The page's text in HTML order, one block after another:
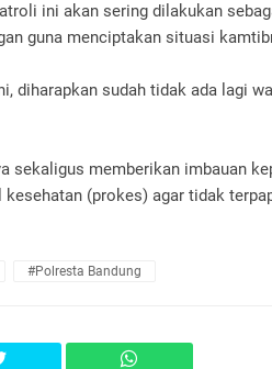
ini akan sering dilakukan
guna menciptakan situasi
diharapkan sudah tidak ada lagi
sekaligus memberikan imbauan
(prokes) agar tidak
#Polresta Bandung